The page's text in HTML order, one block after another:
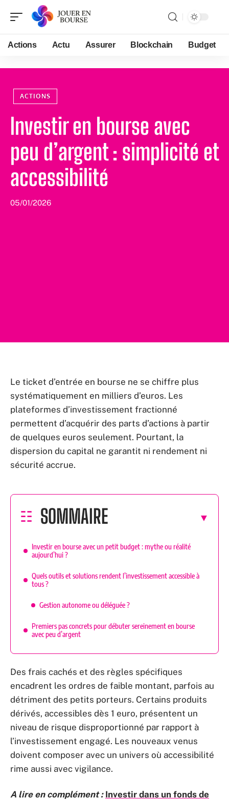
Actions Actu Assurer Blockchain Budget
ACTIONS
Investir en bourse avec
peu d’argent : simplicité et
accessibilité
05/01/2026
Le ticket d’entrée en bourse ne se chiffre plus
systématiquement en milliers d’euros. Les
plateformes d’investissement fractionné
permettent d’acquérir des parts d’actions à partir
de quelques euros seulement. Pourtant, la
dispersion du capital ne garantit ni rendement ni
sécurité accrue.
SOMMAIRE
Investir en bourse avec un petit budget : mythe ou réalité
aujourd’hui ?
Quels outils et solutions rendent l’investissement accessible à
tous ?
Gestion autonome ou déléguée ?
Premiers pas concrets pour débuter sereinement en bourse
avec peu d’argent
Des frais cachés et des règles spécifiques
encadrent les ordres de faible montant, parfois au
détriment des petits porteurs. Certains produits
dérivés, accessibles dès 1 euro, présentent un
niveau de risque disproportionné par rapport à
l’investissement engagé. Les nouveaux venus
doivent composer avec un univers où accessibilité
rime aussi avec vigilance.
A lire en complément : Investir dans un fonds de